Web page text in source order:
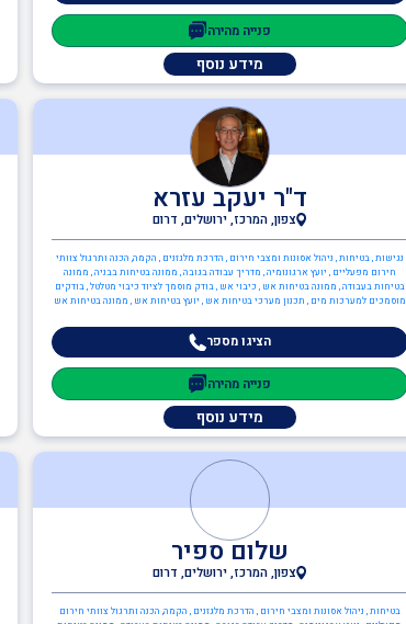
פנייה מהירה
מידע נוסף
ד"ר יעקב עזרא
צפון, המרכז, ירושלים, דרום
נגישות , בטיחות , ניהול אסונות ומצבי חירום , הדרכת מלגזנים , הקמה, הכנה ותרגול צוותי
חירום מפעליים , יועץ ארגונומיה , מדריך עבודה בגובה , ממונה בטיחות בבניה , ממונה
בטיחות בעבודה , ממונה בטיחות אש , כיבוי אש , בודק מוסמך לציוד כיבוי מטלטל , בודקים
מוסמכים למערכות מים , תכנון מערכי בטיחות אש , יועץ בטיחות אש , ממונה בטיחות אש
הציגו מספר
פנייה מהירה
מידע נוסף
שלום ספיר
צפון, המרכז, ירושלים, דרום
בטיחות , ניהול אסונות ומצבי חירום , הדרכת מלגזנים , הקמה, הכנה ותרגול צוותי חירום